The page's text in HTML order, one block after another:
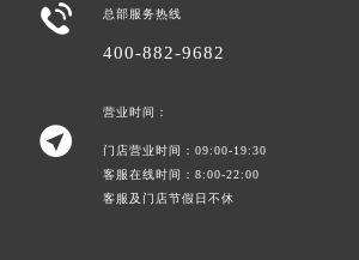
 总部服务热线
400-882-9682

营业时间：
门店营业时间：09:00-19:30
客服在线时间：8:00-22:00
客服及门店节假日不休